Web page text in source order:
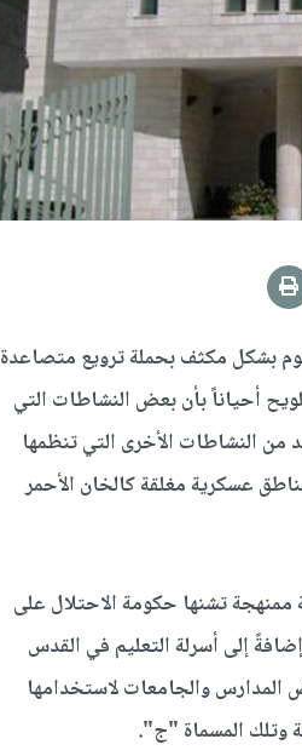
بشكل مكثف بحملة ترويع متصاعدة
أحياناً بأن بعض النشاطات التي
من النشاطات الأخرى التي تنظمها
عسكرية مغلقة كالخان الأحمر
تشنها حكومة الاحتلال على
إلى أسرلة التعليم في القدس
المدارس والجامعات لاستخدامها
وتلك المسماة "ج".